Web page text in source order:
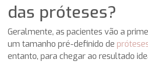
das próteses?
Geralmente, as pacientes vão a
um tamanho pré-definido de
entanto, para chegar ao resultado